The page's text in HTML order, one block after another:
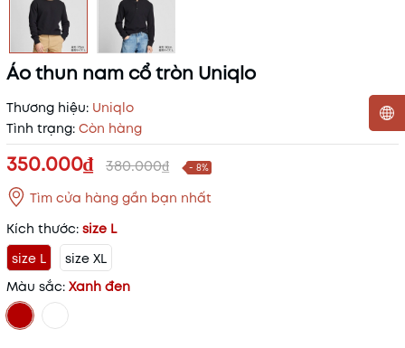
Áo thun nam cổ tròn Uniqlo
Thương hiệu: Uniqlo
Tình trạng: Còn hàng
350.000₫ 380.000₫ - 8%
Tìm cửa hàng gần bạn nhất
Kích thước: size L
size L
size XL
Màu sắc: Xanh đen
Mã khuyến mãi:
Điều kiện: